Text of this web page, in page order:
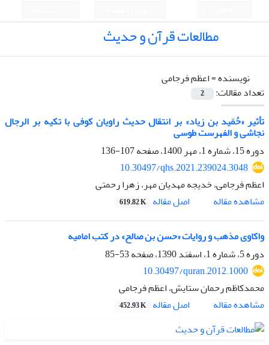
مطالعات قرآن و حدیث
نویسنده =اعظم فرجامی
تعداد مقالات:
2
تأثیر «حُمَید بن زیاد» بر انتقال حدیث راویان کوفی با تکیه بر الرجال
نجاشی و الفهرست طوسی
دوره 15، شماره 1، مهر 1400، صفحه
107-136
10.30497/qhs.2021.239024.3048
اعظم فرجامی، خدیجه مهدیان مهر، زهرا رحمتی
مشاهده مقاله
اصل مقاله 619.82 K
واکاوی مذهب و روایات «حسن بن صالح» در کتب امامیه
دوره 5، شماره 1، اسفند 1390، صفحه
53-85
10.30497/quran.2012.1000
محمدکاظم رحمان ستایش، اعظم فرجامی
مشاهده مقاله
اصل مقاله 452.93 K